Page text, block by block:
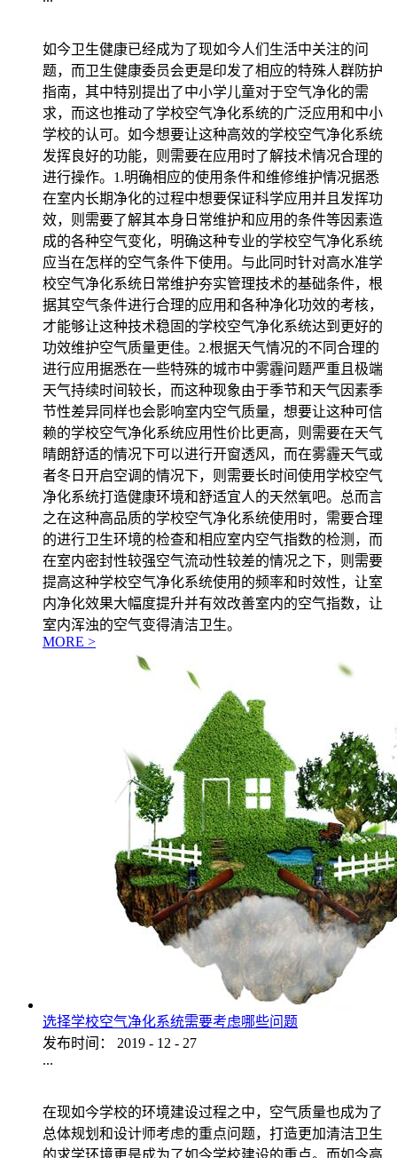
如今卫生健康已经成为了现如今人们生活中关注的问
题，而卫生健康委员会更是印发了相应的特殊人群防护
指南，其中特别提出了中小学儿童对于空气净化的需
求，而这也推动了学校空气净化系统的广泛应用和中小
学校的认可。如今想要让这种高效的学校空气净化系统
发挥良好的功能，则需要在应用时了解技术情况合理的
进行操作。1.明确相应的使用条件和维修维护情况据悉
在室内长期净化的过程中想要保证科学应用并且发挥功
效，则需要了解其本身日常维护和应用的条件等因素造
成的各种空气变化，明确这种专业的学校空气净化系统
应当在怎样的空气条件下使用。与此同时针对高水准学
校空气净化系统日常维护夯实管理技术的基础条件，根
据其空气条件进行合理的应用和各种净化功效的考核，
才能够让这种技术稳固的学校空气净化系统达到更好的
功效维护空气质量更佳。2.根据天气情况的不同合理的
进行应用据悉在一些特殊的城市中雾霾问题严重且极端
天气持续时间较长，而这种现象由于季节和天气因素季
节性差异同样也会影响室内空气质量，想要让这种可信
赖的学校空气净化系统应用性价比更高，则需要在天气
晴朗舒适的情况下可以进行开窗透风，而在雾霾天气或
者冬日开启空调的情况下，则需要长时间使用学校空气
净化系统打造健康环境和舒适宜人的天然氧吧。总而言
之在这种高品质的学校空气净化系统使用时，需要合理
的进行卫生环境的检查和相应室内空气指数的检测，而
在室内密封性较强空气流动性较差的情况之下，则需要
提高这种学校空气净化系统使用的频率和时效性，让室
内净化效果大幅度提升并有效改善室内的空气指数，让
室内浑浊的空气变得清洁卫生。
MORE >
选择学校空气净化系统需要考虑哪些问题
发布时间：
2019 - 12 - 27
...
在现如今学校的环境建设过程之中，空气质量也成为了
总体规划和设计师考虑的重点问题，打造更加清洁卫生
的求学环境更是成为了如今学校建设的重点。而如今高